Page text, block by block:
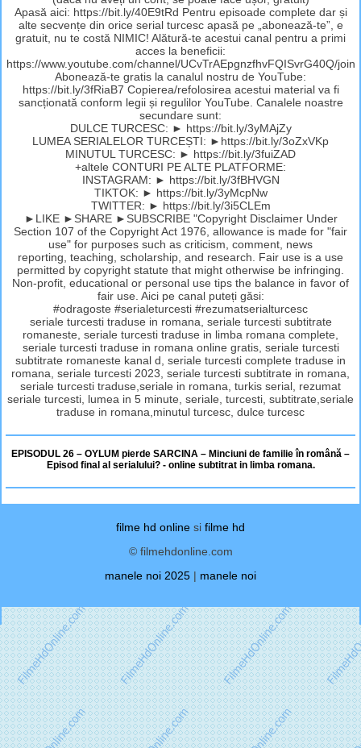
Apasă aici: https://bit.ly/40E9tRd Pentru episoade complete dar și
alte secvențe din orice serial turcesc apasă pe „abonează-te”, e
gratuit, nu te costă NIMIC! Alătură-te acestui canal pentru a primi
acces la beneficii:
https://www.youtube.com/channel/UCvTrAEpgnzfhvFQISvrG40Q/join
Abonează-te gratis la canalul nostru de YouTube:
https://bit.ly/3fRiaB7 Copierea/refolosirea acestui material va fi
sancționată conform legii și regulilor YouTube. Canalele noastre
secundare sunt:
DULCE TURCESC: ► https://bit.ly/3yMAjZy
LUMEA SERIALELOR TURCEȘTI: ►https://bit.ly/3oZxVKp
MINUTUL TURCESC: ► https://bit.ly/3fuiZAD
+altele CONTURI PE ALTE PLATFORME:
INSTAGRAM: ► https://bit.ly/3fBHVGN
TIKTOK: ► https://bit.ly/3yMcpNw
TWITTER: ► https://bit.ly/3i5CLEm
►LIKE ►SHARE ►SUBSCRIBE "Copyright Disclaimer Under
Section 107 of the Copyright Act 1976, allowance is made for "fair
use" for purposes such as criticism, comment, news
reporting, teaching, scholarship, and research. Fair use is a use
permitted by copyright statute that might otherwise be infringing.
Non-profit, educational or personal use tips the balance in favor of
fair use. Aici pe canal puteți găsi:
#odragoste #serialeturcesti #rezumatserialturcesc
seriale turcesti traduse in romana, seriale turcesti subtitrate
romaneste, seriale turcesti traduse in limba romana complete,
seriale turcesti traduse in romana online gratis, seriale turcesti
subtitrate romaneste kanal d, seriale turcesti complete traduse in
romana, seriale turcesti 2023, seriale turcesti subtitrate in romana,
seriale turcesti traduse,seriale in romana, turkis serial, rezumat
seriale turcesti, lumea in 5 minute, seriale, turcesti, subtitrate,seriale
traduse in romana,minutul turcesc, dulce turcesc
EPISODUL 26 – OYLUM pierde SARCINA – Minciuni de familie în română –
Episod final al serialului? - online subtitrat in limba romana.
filme hd online si filme hd
© filmehdonline.com
manele noi 2025 | manele noi